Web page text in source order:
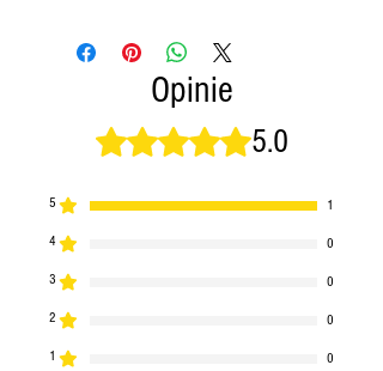
Opinie
Oceniono na 5 z 5 gwiazdek.
5.0
5 1
4 0
3 0
2 0
1 0